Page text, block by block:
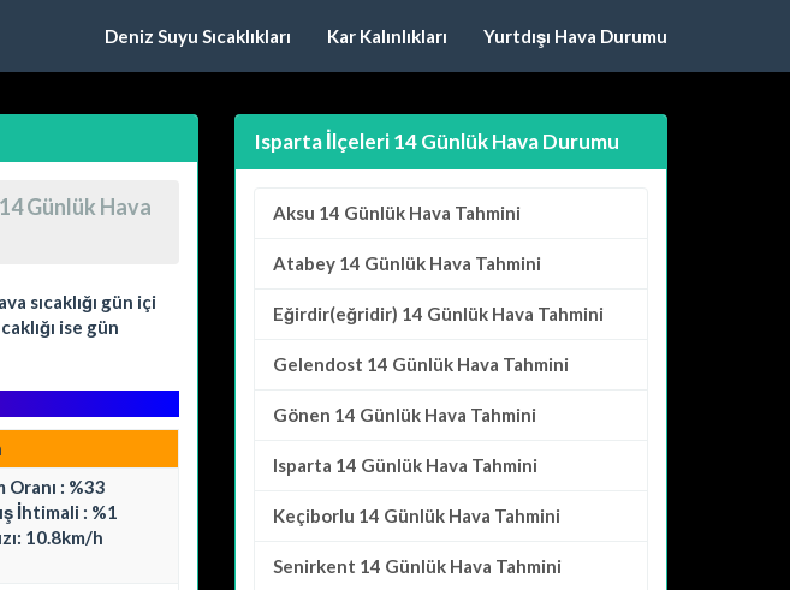
Deniz Suyu Sıcaklıkları Kar Kalınlıkları Yurtdışı Hava Durumu
Günlük Hava
sıcaklığı gün içi
ise gün
Oranı : %33
İhtimali : %1
10.8km/h
Isparta İlçeleri 14 Günlük Hava Durumu
Aksu 14 Günlük Hava Tahmini
Atabey 14 Günlük Hava Tahmini
Eğirdir(eğridir) 14 Günlük Hava Tahmini
Gelendost 14 Günlük Hava Tahmini
Gönen 14 Günlük Hava Tahmini
Isparta 14 Günlük Hava Tahmini
Keçiborlu 14 Günlük Hava Tahmini
Senirkent 14 Günlük Hava Tahmini